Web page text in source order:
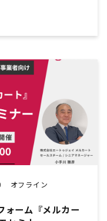
オフライン
ォーム『メルカー